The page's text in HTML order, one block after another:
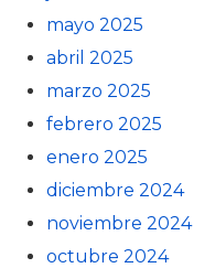
mayo 2025
abril 2025
marzo 2025
febrero 2025
enero 2025
diciembre 2024
noviembre 2024
octubre 2024